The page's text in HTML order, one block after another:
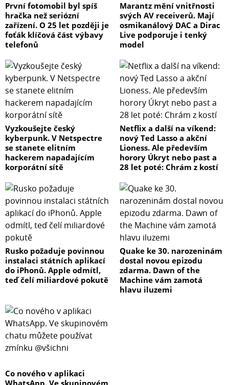
První fotomobil byl spíš
hračka než seriózní
zařízení. O 25 let později je
foťák klíčová část výbavy
telefonů
Marantz mění vnitřnosti
svých AV receiverů. Mají
osmikanálový DAC a Dirac
Live podporuje i tenký
model
Vyzkoušejte český
kyberpunk. V Netspectre
se stanete elitním
hackerem napadajícím
korporátní sítě
Netflix a další na víkend:
nový Ted Lasso a akční
Lioness. Ale především
horory Úkryt nebo past a
28 let poté: Chrám z kostí
Rusko požaduje povinnou
instalaci státních aplikací
do iPhonů. Apple odmítl,
teď čelí miliardové pokutě
Quake ke 30. narozeninám
dostal novou epizodu
zdarma. Dawn of the
Machine vám zamotá
hlavu iluzemi
Co nového v aplikaci
WhatsApp. Ve skupinovém